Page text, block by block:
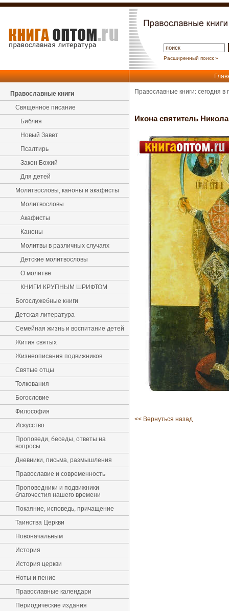
Расширенный поиск »
Православные книги
Священное писание
Библия
Новый Завет
Псалтирь
Закон Божий
Для детей
Молитвословы, каноны и акафисты
Молитвословы
Акафисты
Каноны
Молитвы в различных случаях
Детские молитвословы
О молитве
КНИГИ КРУПНЫМ ШРИФТОМ
Богослужебные книги
Детская литература
Семейная жизнь и воспитание детей
Жития святых
Жизнеописания подвижников
Святые отцы
Толкования
Богословие
Философия
Искусство
Проповеди, беседы, ответы на
вопросы
Дневники, письма, размышления
Православие и современность
Проповедники и подвижники
благочестия нашего времени
Покаяние, исповедь, причащение
Таинства Церкви
Новоначальным
История
История церкви
Ноты и пение
Православные календари
Периодические издания
Православные книги: сегодня
Икона святитель
<< Вернуться назад